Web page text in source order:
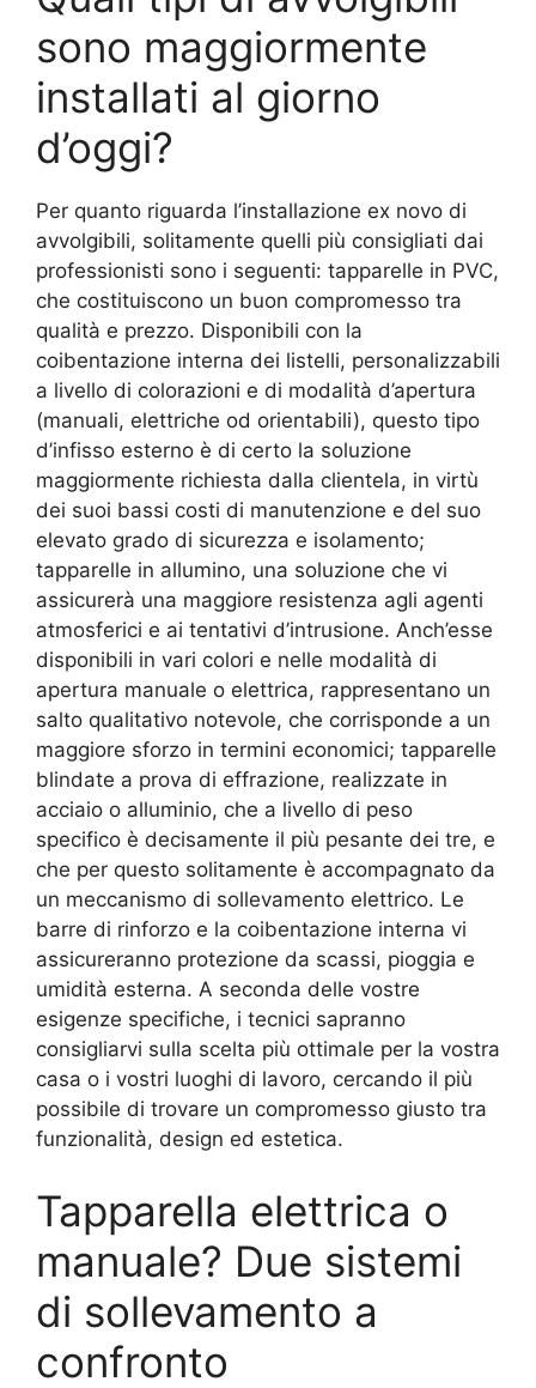
sono maggiormente
installati al giorno
d’oggi?
Per quanto riguarda l’installazione ex novo di
avvolgibili, solitamente quelli più consigliati dai
professionisti sono i seguenti: tapparelle in PVC,
che costituiscono un buon compromesso tra
qualità e prezzo. Disponibili con la
coibentazione interna dei listelli, personalizzabili
a livello di colorazioni e di modalità d’apertura
(manuali, elettriche od orientabili), questo tipo
d’infisso esterno è di certo la soluzione
maggiormente richiesta dalla clientela, in virtù
dei suoi bassi costi di manutenzione e del suo
elevato grado di sicurezza e isolamento;
tapparelle in allumino, una soluzione che vi
assicurerà una maggiore resistenza agli agenti
atmosferici e ai tentativi d’intrusione. Anch’esse
disponibili in vari colori e nelle modalità di
apertura manuale o elettrica, rappresentano un
salto qualitativo notevole, che corrisponde a un
maggiore sforzo in termini economici; tapparelle
blindate a prova di effrazione, realizzate in
acciaio o alluminio, che a livello di peso
specifico è decisamente il più pesante dei tre, e
che per questo solitamente è accompagnato da
un meccanismo di sollevamento elettrico. Le
barre di rinforzo e la coibentazione interna vi
assicureranno protezione da scassi, pioggia e
umidità esterna. A seconda delle vostre
esigenze specifiche, i tecnici sapranno
consigliarvi sulla scelta più ottimale per la vostra
casa o i vostri luoghi di lavoro, cercando il più
possibile di trovare un compromesso giusto tra
funzionalità, design ed estetica.
Tapparella elettrica o
manuale? Due sistemi
di sollevamento a
confronto